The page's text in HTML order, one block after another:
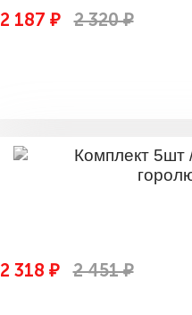
2 187 ₽ 2 320 ₽
2 318 ₽ 2 451 ₽